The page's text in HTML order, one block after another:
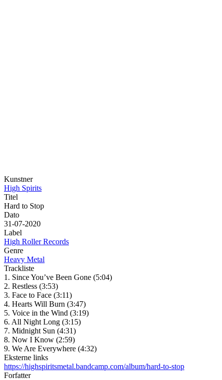
Kunstner
High Spirits
Titel
Hard to Stop
Dato
31-07-2020
Label
High Roller Records
Genre
Heavy Metal
Trackliste
1. Since You’ve Been Gone (5:04)
2. Restless (3:53)
3. Face to Face (3:11)
4. Hearts Will Burn (3:47)
5. Voice in the Wind (3:19)
6. All Night Long (3:15)
7. Midnight Sun (4:31)
8. Now I Know (2:59)
9. We Are Everywhere (4:32)
Eksterne links
https://highspiritsmetal.bandcamp.com/album/hard-to-stop
Forfatter